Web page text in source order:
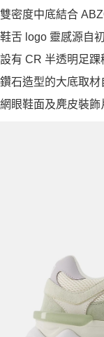
雙密度中底結合
鞋舌 logo 靈感源自
設有 CR 半透明足踝
鑽石造型的大底取
網眼鞋面及麂皮裝飾